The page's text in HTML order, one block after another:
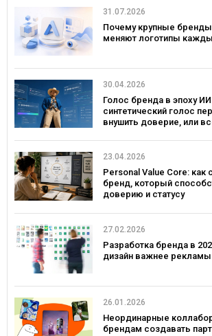
31.07.2026
Почему крупные
меняют логотипы
30.04.2026
Голос бренда в эпоху
синтетический голос
внушить доверие, или
23.04.2026
Personal Value Core: как
бренд, который
доверию и статусу
27.02.2026
Разработка бренда в
дизайн важнее рекламы
26.01.2026
Неординарные
брендам создавать